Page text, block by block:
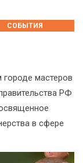
СОБЫТИЯ
городе мастеров
РФ
в сфере